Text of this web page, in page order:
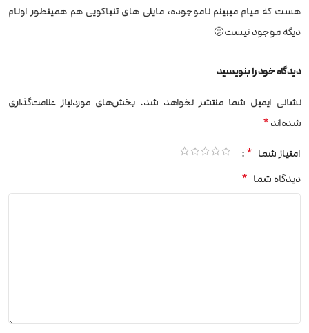
هست که میام میبینم ناموجوده، مایلی های تنباکویی هم همینطور اونام
دیگه موجود نیست🫤
دیدگاه خود را بنویسید
نشانی ایمیل شما منتشر نخواهد شد. بخش‌های موردنیاز علامت‌گذاری
شده‌اند*
امتیاز شما *
دیدگاه شما *